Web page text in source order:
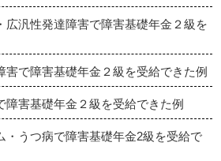
広汎性発達障害で障害基礎年金２級を
害で障害基礎年金２級を受給できた例
障害基礎年金２級を受給できた例
・うつ病で障害基礎年金2級を受給で